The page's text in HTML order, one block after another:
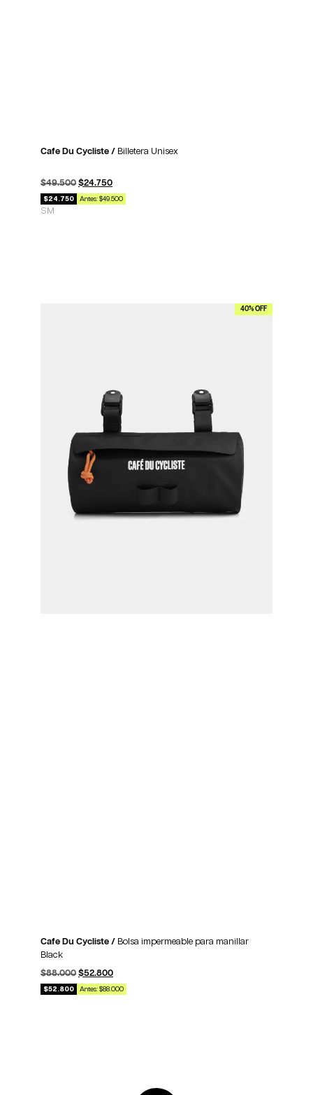
Cafe Du Cycliste / Billetera Unisex
$49.500 $24.750
$24.750 Antes: $49.500
S M
40% OFF
Cafe Du Cycliste / Bolsa impermeable para manillar
Black
$88.000 $52.800
$52.800 Antes: $88.000